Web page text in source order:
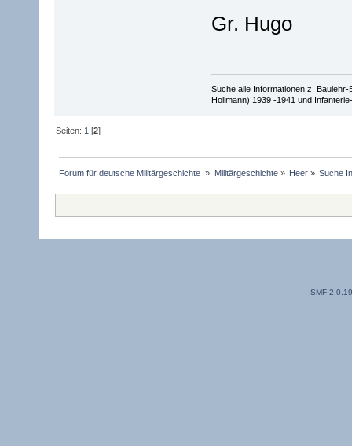
Gr. Hugo
Suche alle Informationen z.
Hollmann) 1939 -1941 und
Seiten: 1 [2]
Forum für deutsche Militärgeschichte » Militärgeschichte» Heer» Suche
SMF 2.0.19